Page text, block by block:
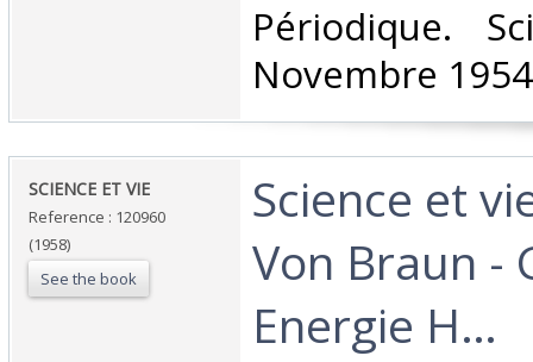
‎Périodique.
Novembre
‎SCIENCE ET VIE ‎
Reference : 120960
(1958)
See the book
‎Science et
Von Braun -
Energie H…‎